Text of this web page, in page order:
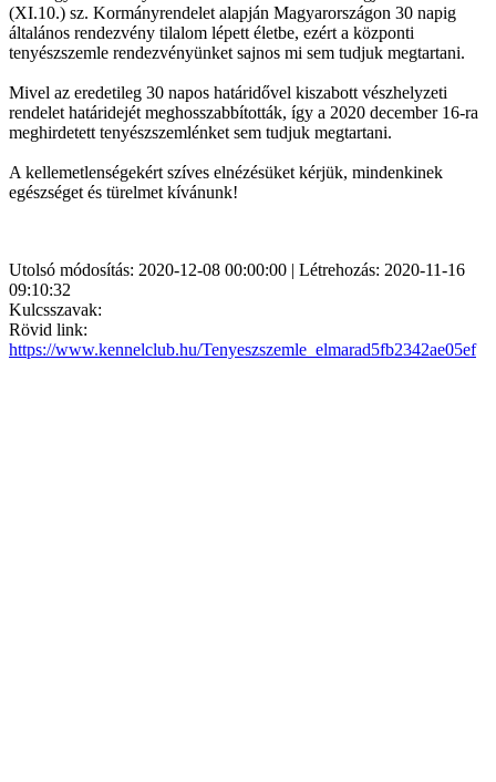
(XI.10.) sz. Kormányrendelet alapján Magyarországon 30 napig
általános rendezvény tilalom lépett életbe, ezért a központi
tenyészszemle rendezvényünket sajnos mi sem tudjuk megtartani.
Mivel az eredetileg 30 napos határidővel kiszabott vészhelyzeti
rendelet határidejét meghosszabbították, így a 2020 december 16-ra
meghirdetett tenyészszemlénket sem tudjuk megtartani.
A kellemetlenségekért szíves elnézésüket kérjük, mindenkinek
egészséget és türelmet kívánunk!
Utolsó módosítás: 2020-12-08 00:00:00 | Létrehozás: 2020-11-16
09:10:32
Kulcsszavak:
Rövid link:
https://www.kennelclub.hu/Tenyeszszemle_elmarad5fb2342ae05ef